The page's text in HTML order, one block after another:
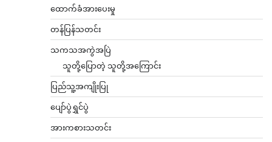
ထောက်ခံအားပေးမှု
တန်ပြန်သတင်း
သကသအကွဲအပြဲ
သူတို့ပြောတဲ့ သူတို့အကြောင်း
ပြည်သူ့အကျိုးပြု
ပျော်ပွဲရွှင်ပွဲ
အားကစားသတင်း